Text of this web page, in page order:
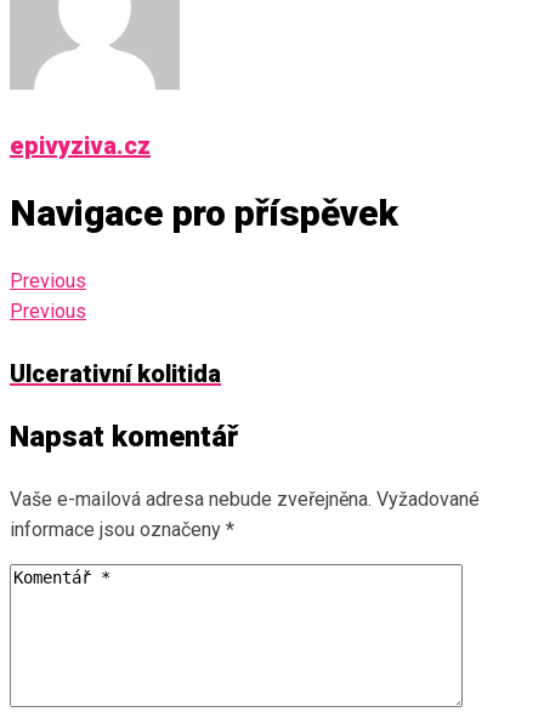
epivyziva.cz
Navigace pro příspěvek
Previous
Previous
Ulcerativní kolitida
Napsat komentář
Vaše e-mailová adresa nebude zveřejněna. Vyžadované
informace jsou označeny *